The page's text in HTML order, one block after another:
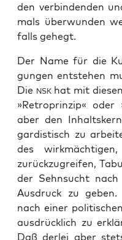
den ver­bin­den­den
mals über­wun­den
falls gehegt.
Der Name für die
gun­gen ent­ste­hen
Die NSK hat mit
»Retro­prin­zip« oder
aber den
gar­dis­tisch zu
des
zurück­zu­grei­fen,
der Sehn­sucht
Aus­druck zu
nach einer
aus­drück­lich zu
Daß der­lei aber